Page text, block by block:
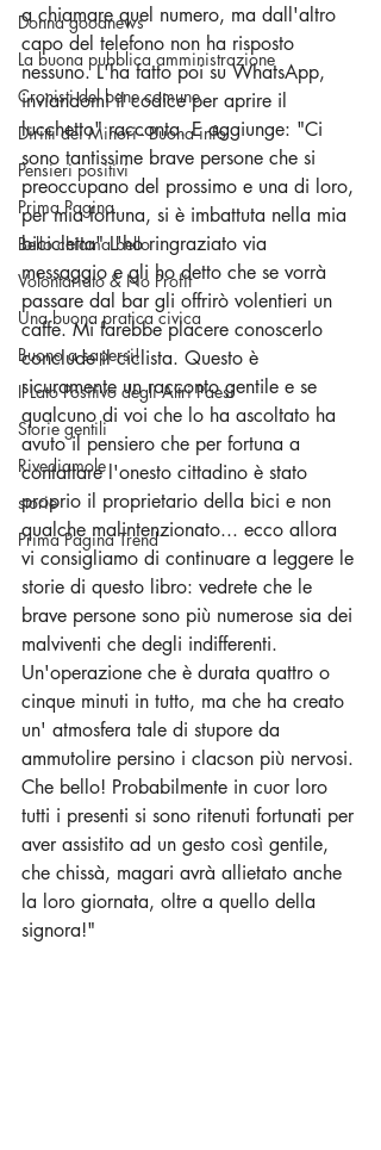
Donna goodnews
La buona pubblica amministrazione
Cronisti del bene comune
Diritti dei Minori - Buona info
Pensieri positivi
Prima Pagina
Bello chiama bello
Volontariato & No Profit
Una buona pratica civica
Buono a sapersi!
Il Lato Positivo degli Altri Paesi
Storie gentili
Rivediamole
storie
Prima Pagina Trend
a chiamare quel numero, ma dall'altro
capo del telefono non ha risposto
nessuno. L'ha fatto poi su WhatsApp,
inviandomi il codice per aprire il
lucchetto" racconta. E aggiunge: "Ci
sono tantissime brave persone che si
preoccupano del prossimo e una di loro,
per mia fortuna, si è imbattuta nella mia
bicicletta" L'ho ringraziato via
messaggio e gli ho detto che se vorrà
passare dal bar gli offrirò volentieri un
caffe. Mi farebbe placere conoscerlo
conclude il ciclista. Questo è
sicuramente un racconto gentile e se
qualcuno di voi che lo ha ascoltato ha
avuto il pensiero che per fortuna a
contattare l'onesto cittadino è stato
proprio il proprietario della bici e non
qualche malintenzionato... ecco allora
vi consigliamo di continuare a leggere le
storie di questo libro: vedrete che le
brave persone sono più numerose sia dei
malviventi che degli indifferenti.
Un'operazione che è durata quattro o
cinque minuti in tutto, ma che ha creato
un' atmosfera tale di stupore da
ammutolire persino i clacson più nervosi.
Che bello! Probabilmente in cuor loro
tutti i presenti si sono ritenuti fortunati per
aver assistito ad un gesto così gentile,
che chissà, magari avrà allietato anche
la loro giornata, oltre a quello della
signora!"